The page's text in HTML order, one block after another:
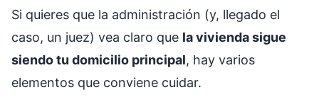
Si quieres que la administración (y, llegado el
caso, un juez) vea claro que la vivienda sigue
siendo tu domicilio principal, hay varios
elementos que conviene cuidar.